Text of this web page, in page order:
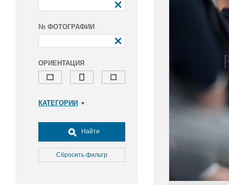
№ ФОТОГРАФИИ
ОРИЕНТАЦИЯ
КАТЕГОРИИ
Досуг, туризм и отдых
Культура
Медицина
Найти
Сбросить фильтр